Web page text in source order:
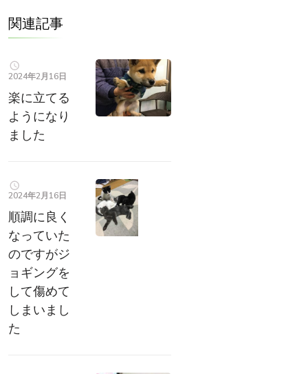
関連記事
2024年2月16日
楽に立てる
ようになり
ました
2024年2月16日
順調に良く
なっていた
のですがジ
ョギングを
して傷めて
しまいまし
た